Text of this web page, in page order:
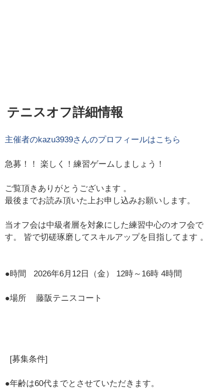
テニスオフ詳細情報
主催者のkazu3939さんのプロフィールはこちら
急募！！ 楽しく！練習ゲームしましょう！
ご覧頂きありがとうございます 。
最後までお読み頂いた上お申し込みお願いします。
当オフ会は中級者層を対象にした練習中心のオフ会で
す。 皆で切磋琢磨してスキルアップを目指してます 。
●時間 2026年6月12日（金） 12時～16時 4時間
●場所 藤阪テニスコート
[募集条件]
●年齢は60代までとさせていただきます。